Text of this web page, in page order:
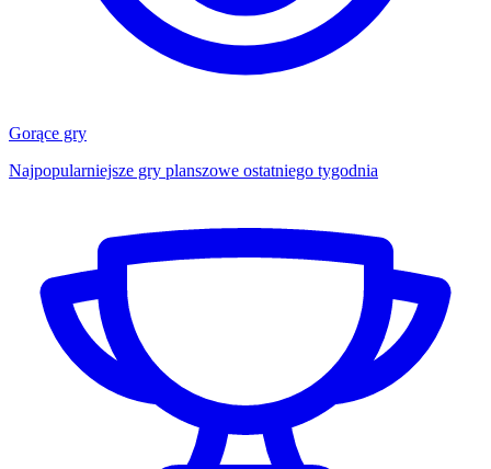
Gorące gry
Najpopularniejsze gry planszowe ostatniego tygodnia